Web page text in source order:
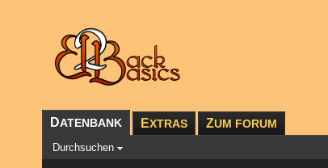
DATENBANK EXTRAS ZUM FORUM
Durchsuchen